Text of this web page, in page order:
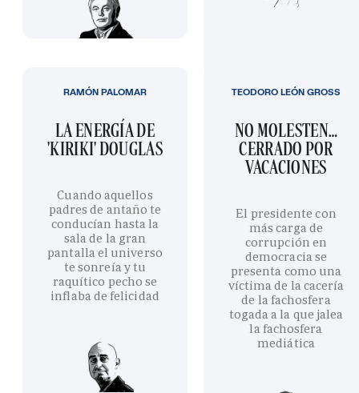
LA ENERGÍA DE
'KIRIKI' DOUGLAS
Cuando aquellos
padres de antaño te
conducían hasta la
sala de la gran
pantalla el universo
te sonreía y tu
raquítico pecho se
inflaba de felicidad
RAMÓN PALOMAR
NO MOLESTEN…
CERRADO POR
VACACIONES
El presidente con
más carga de
corrupción en
democracia se
presenta como una
víctima de la cacería
de la fachosfera
togada a la que jalea
la fachosfera
mediática
TEODORO LEÓN GROSS